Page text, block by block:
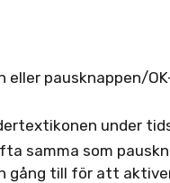
eller pausknappen/
under
samma som
gång till för att